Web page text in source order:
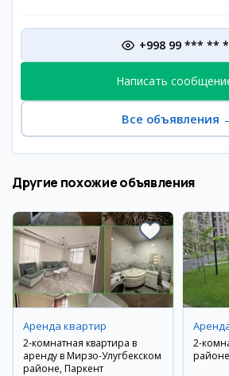
+998 99 *** **
Написать
Все объявления
Другие похожие объявления
Аренда квартир
2-комнатная квартира в
аренду в Мирзо-Улугбекском
районе, Паркент
2-